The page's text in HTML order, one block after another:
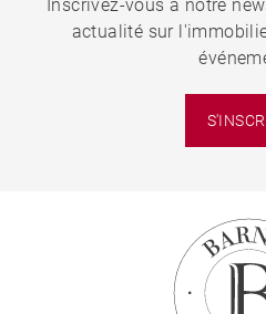
Inscrivez-vous à notre
actualité sur